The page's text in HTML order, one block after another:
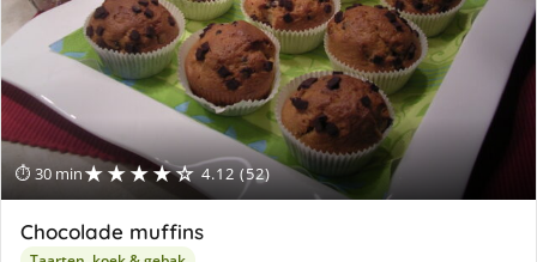
⏱ 30 min★★★★☆ 4.12 (52)
Chocolade muffins